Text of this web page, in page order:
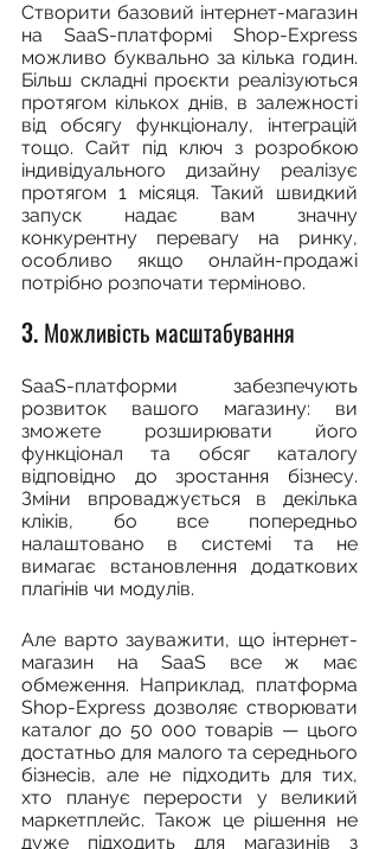
Створити базовий інтернет-магазин
на SaaS-платформі Shop-Express
можливо буквально за кілька годин.
Більш складні проєкти реалізуються
протягом кількох днів, в залежності
від обсягу функціоналу, інтеграцій
тощо. Сайт під ключ з розробкою
індивідуального дизайну реалізує
протягом 1 місяця. Такий швидкий
запуск надає вам значну
конкурентну перевагу на ринку,
особливо якщо онлайн-продажі
потрібно розпочати терміново.
3. Можливість масштабування
SaaS-платформи забезпечують
розвиток вашого магазину: ви
зможете розширювати його
функціонал та обсяг каталогу
відповідно до зростання бізнесу.
Зміни впроваджується в декілька
кліків, бо все попередньо
налаштовано в системі та не
вимагає встановлення додаткових
плагінів чи модулів.
Але варто зауважити, що інтернет-
магазин на SaaS все ж має
обмеження. Наприклад, платформа
Shop-Express дозволяє створювати
каталог до 50 000 товарів — цього
достатньо для малого та середнього
бізнесів, але не підходить для тих,
хто планує перерости у великий
маркетплейс. Також це рішення не
дуже підходить для магазинів з